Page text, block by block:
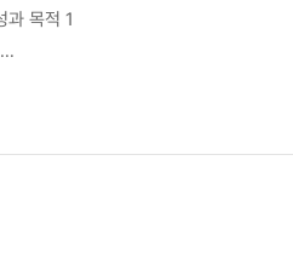
과 분석 이후에 질적 자료의 수집과
3을 해결하기 위해 초점 연구 참여자
을 참고하여 초점 연구 참여자인 대학 신입
사하였다. 조사 결과 외형적 특성과
두 정보 전달하기 목적의 리포트가 가
으며, 뒤를 잇는 유형들의 빈도 역시 차이를 보였다. 또
과 목적 1